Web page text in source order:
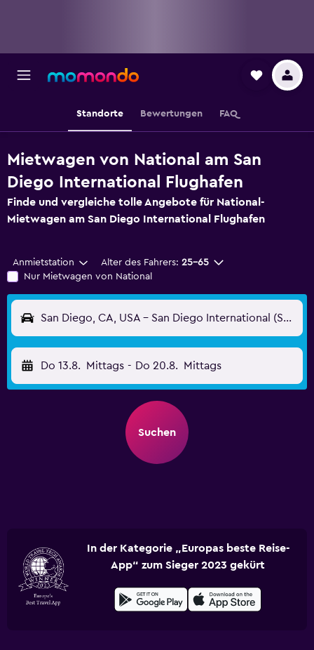
Standorte Bewertungen FAQ
Mietwagen von National am San
Diego International Flughafen
Finde und vergleiche tolle Angebote für National-
Mietwagen am San Diego International Flughafen
Anmietstation Alter des Fahrers: 25-65
Nur Mietwagen von National
San Diego, CA, USA - San Diego International (SAN)
Do 13.8. Mittags - Do 20.8. Mittags
Suchen
In der Kategorie „Europas beste Reise-
App“ zum Sieger 2023 gekürt